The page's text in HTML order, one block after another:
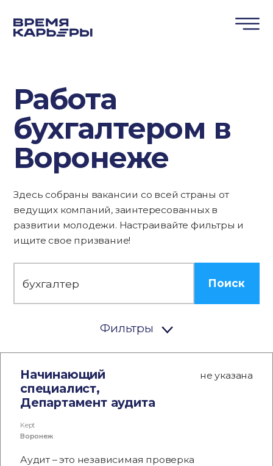
Работа
бухгалтером в
Воронеже
Здесь собраны вакансии со всей страны от
ведущих компаний, заинтересованных в
развитии молодежи. Настраивайте фильтры и
ищите свое призвание!
Поиск
Фильтры
Начинающий
специалист,
Департамент аудита
не указана
Kept
Воронеж
Аудит – это независимая проверка